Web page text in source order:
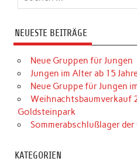
NEUESTE BEITRÄGE
Neue Gruppen für Jungen
Jungen im Alter ab 15
Neue Gruppe für Jungen
Weihnachtsbaumverkauf
Goldsteinpark
Sommerabschlußlager
KATEGORIEN